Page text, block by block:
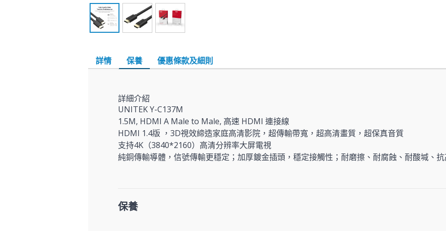
詳情 保養 優惠條款及細則
詳細介紹
UNITEK Y-C137M
1.5M, HDMI A Male to Male, 高速 HDMI 連接線
HDMI 1.4版 ，3D視效締造家庭高清影院，超傳輸帶寬，超高清畫質，超保真音質
支持4K（3840*2160）高清分辨率大屏電視
純銅傳輸導體，信號傳輸更穩定；加厚鍍金插頭，穩定接觸性；耐磨擦、耐腐蝕、耐酸堿、
保養